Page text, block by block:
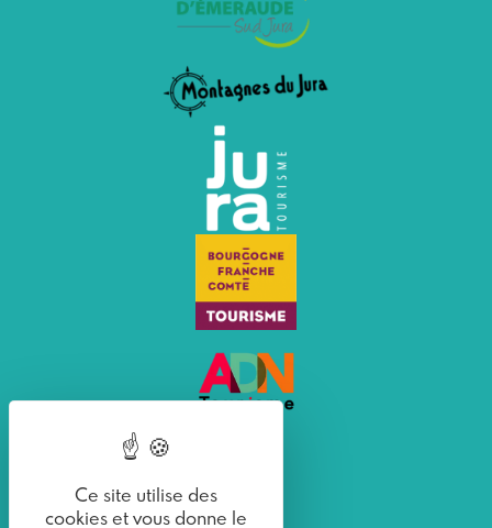
Ce site utilise des
cookies et vous donne le